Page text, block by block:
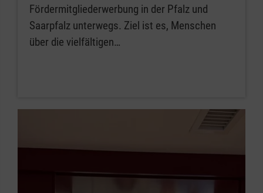
Fördermitgliederwerbung in der Pfalz und
Saarpfalz unterwegs. Ziel ist es, Menschen
über die vielfältigen…